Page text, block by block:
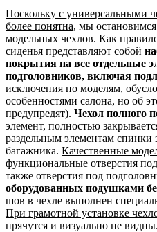
Поскольку с универсальными
более понятна, мы
модельных чехлов. Как
сиденья представляют собой
покрытия на все отдельные
подголовников, включая
исключения по моделям,
особенностями салона, но об
предупредят). Чехол полного
элемент, полностью
раздельным элементам спинки
багажника. Качественные
функциональные отверстия
также отверстия под
оборудованных подушками
шов в чехле выполнен
При грамотной установке
прячутся и визуально не видны.